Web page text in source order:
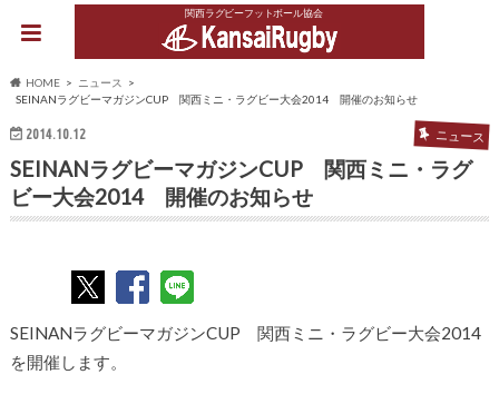
関西ラグビーフットボール協会
HOME
ニュース
SEINANラグビーマガジンCUP 関西ミニ・ラグビー大会2014 開催のお知らせ
2014.10.12 ニュース
SEINANラグビーマガジンCUP 関西ミニ・ラグ
ビー大会2014 開催のお知らせ
SEINANラグビーマガジンCUP 関西ミニ・ラグビー大会2014
を開催します。